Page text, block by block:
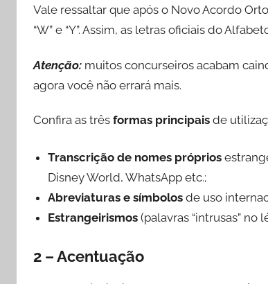
Vale ressaltar que após o Novo Acordo
“W” e “Y”. Assim, as letras oficiais do
Atenção: muitos concurseiros acabam
agora você não errará mais.
Confira as três formas principais de
Transcrição de nomes próprios
Disney World, WhatsApp etc.;
Abreviaturas e símbolos de uso
Estrangeirismos (palavras “intrusas”
2 – Acentuação